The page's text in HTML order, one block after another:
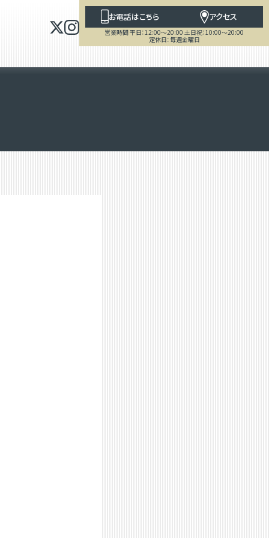
お電話はこちら アクセス
営業時間 平日：12:00～20:00 土日祝：10:00～20:00
定休日：毎週金曜日